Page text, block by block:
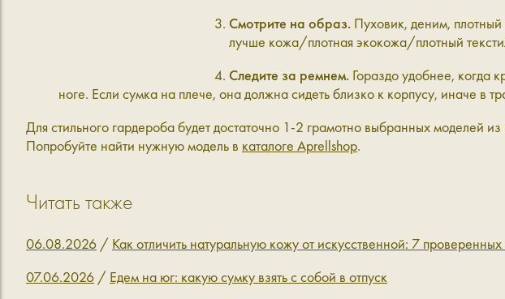
Смотрите на образ. Пуховик, деним,
лучше кожа/плотная экокожа/плотный
Следите за ремнем. Гораздо удобнее, когда
ноге. Если сумка на плече, она должна сидеть близко к корпусу, иначе в
Для стильного гардероба будет достаточно 1-2 грамотно выбранных моделей
Попробуйте найти нужную модель в каталоге Aprellshop.
Читать также
06.08.2026 / Как отличить натуральную кожу от искусственной: 7
07.06.2026 / Едем на юг: какую сумку взять с собой в отпуск